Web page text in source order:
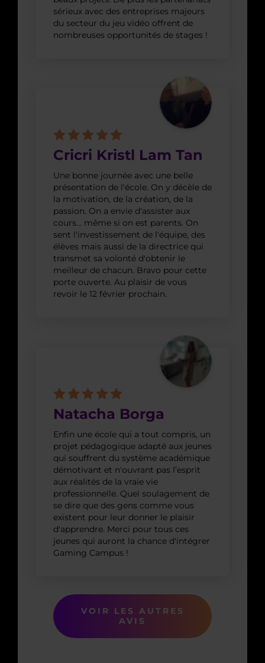
sérieux avec des entreprises majeurs
du secteur du jeu vidéo offrent de
nombreuses opportunités de stages !
Cricri Kristl Lam Tan
Une bonne journée avec une belle
présentation de l'école. On y décèle de
la motivation, de la création, de la
passion. On a envie d'assister aux
cours… même si on est parents. On
sent l'investissement de l'équipe, des
élèves mais aussi de la directrice qui
transmet sa volonté d'obtenir le
meilleur de chacun. Bravo pour cette
porte ouverte. Au plaisir de vous
revoir le 12 février prochain.
Natacha Borga
Enfin une école qui a tout compris, un
projet pédagogique adapté aux jeunes
qui souffrent du système académique
démotivant et n'ouvrant pas l’esprit
aux réalités de la vraie vie
professionnelle. Quel soulagement de
se dire que des gens comme vous
existent pour leur donner le plaisir
d'apprendre. Merci pour tous ces
jeunes qui auront la chance d'intégrer
Gaming Campus !
VOIR LES AUTRES
AVIS